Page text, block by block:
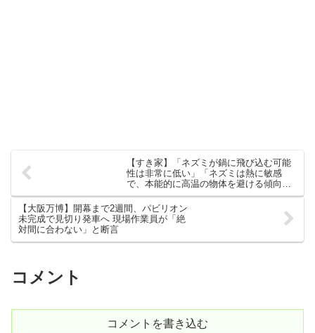
【すき家】「ネズミが鍋に飛び込む可能
性は非常に低い」「ネズミは熱に敏感
で、本能的に高温の物体を避ける傾向が
ある」
【大阪万博】開幕まで2週間、パビリオン
未完成で見切り発車へ 現場作業員が「絶
対間に合わない」と断言
コメント
コメントを書き込む